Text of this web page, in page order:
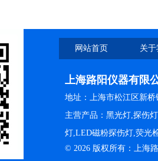
网站首页 关
上海路阳仪器有限
地址：上海市松江区新桥
主营产品：黑光灯,探伤
灯,LED磁粉探伤灯,荧光
© 2026 版权所有：上海